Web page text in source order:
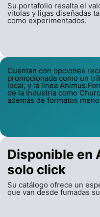
Su portafolio resalta el
vitolas y ligas diseñadas
como experimentados.
Cuentan con opciones
promocionada como un
local, y la línea
de la industria como
además de formatos
Disponible en
solo click
Su catálogo ofrece un
que van desde fumadas